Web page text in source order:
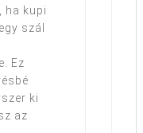
ha kupi
szál
Ez
ki
az